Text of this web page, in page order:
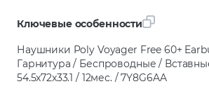
Ключевые особенности
Наушники Poly Voyager Free 60+
Гарнитура / Беспроводные /
54.5x72x33.1 / 12мес. / 7Y8G6AA